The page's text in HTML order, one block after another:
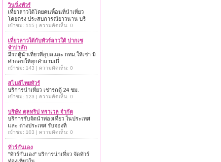
วินนิ่งทัวร์
เที่ยวลาวใต้โดยคนพื้อนที่นำเที่ยว
โดยตรง ประสบการณ์ยาวนาน บริ
เข้าชม: 115 | ความคิดเห็น: 0
เที่ยวลาวใต้กับทัวร์ลาวใต้ ปากเซ
จำปาสัก
มีรถตู้นำเที่ยวที่อุบลและ กทม.ให้เช่า มี
คำตอบให้ทุกคำถามเกี่
เข้าชม: 143 | ความคิดเห็น: 0
สไมล์ไทยทัวร์
บริการนำเที่ยว เช่ารถตู้ 24 ชม.
เข้าชม: 123 | ความคิดเห็น: 0
บริษัท คูลทริป ทราเวล จำกัด
บริการรับจัดนำท่องเที่ยว ในประเทศ
และ ต่างประเทศ รับจองที่
เข้าชม: 103 | ความคิดเห็น: 0
ทัวร์กันเอง
"ทัวร์กันเอง" บริการนำเที่ยว จัดทัวร์